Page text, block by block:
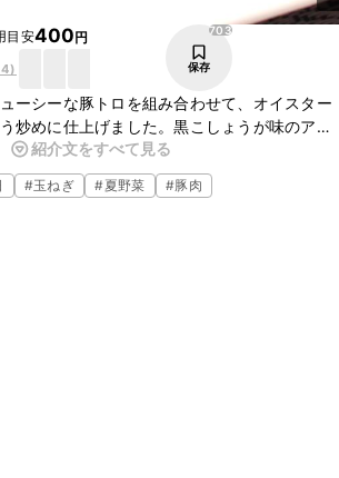
目安400円
)
703
保存
ーシーな豚トロを組み合わせて、オイスター
炒めに仕上げました。黒こしょうが味のアク
、白いご飯はもちろんお酒にもぴったりで
。
紹介文をすべて見る
#玉ねぎ #夏野菜 #豚肉